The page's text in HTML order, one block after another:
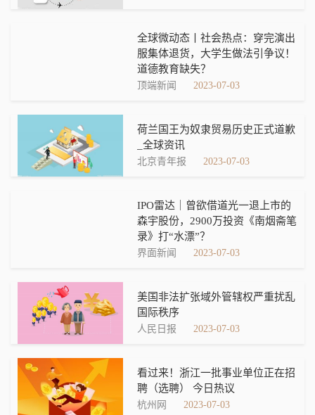
全球微动态丨社会热点：穿完演出
服集体退货，大学生做法引争议！
道德教育缺失？
顶端新闻 2023-07-03
荷兰国王为奴隶贸易历史正式道歉
_全球资讯
北京青年报 2023-07-03
IPO雷达｜曾欲借道光一退上市的
森宇股份，2900万投资《南烟斋笔
录》打“水漂”？
界面新闻 2023-07-03
美国非法扩张域外管辖权严重扰乱
国际秩序
人民日报 2023-07-03
看过来！浙江一批事业单位正在招
聘（选聘） 今日热议
杭州网 2023-07-03